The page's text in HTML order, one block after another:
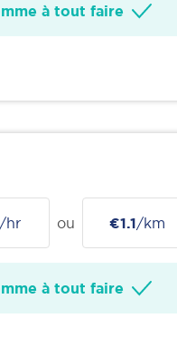
à tout faire
/hr ou €1.1/km
à tout faire